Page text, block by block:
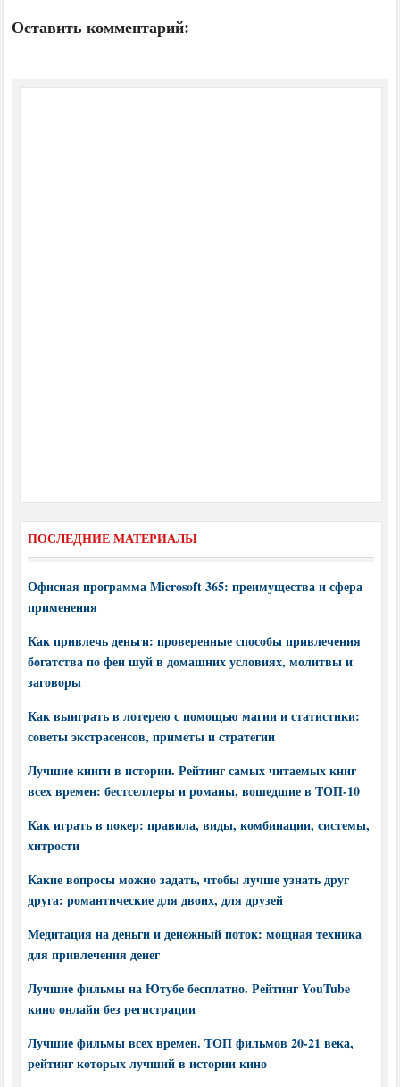
Оставить комментарий:
ПОСЛЕДНИЕ МАТЕРИАЛЫ
Офисная программа Microsoft 365: преимущества и сфера
применения
Как привлечь деньги: проверенные способы привлечения
богатства по фен шуй в домашних условиях, молитвы и
заговоры
Как выиграть в лотерею с помощью магии и статистики:
советы экстрасенсов, приметы и стратегии
Лучшие книги в истории. Рейтинг самых читаемых книг
всех времен: бестселлеры и романы, вошедшие в ТОП-10
Как играть в покер: правила, виды, комбинации, системы,
хитрости
Какие вопросы можно задать, чтобы лучше узнать друг
друга: романтические для двоих, для друзей
Медитация на деньги и денежный поток: мощная техника
для привлечения денег
Лучшие фильмы на Ютубе бесплатно. Рейтинг YouTube
кино онлайн без регистрации
Лучшие фильмы всех времен. ТОП фильмов 20-21 века,
рейтинг которых лучший в истории кино